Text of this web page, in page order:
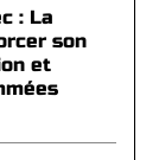
: La
son
et